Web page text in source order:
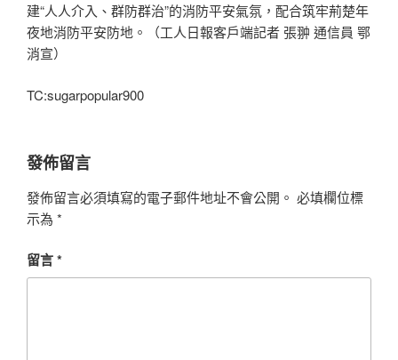
建“人人介入、群防群治”的消防平安氣氛，配合筑牢荊楚年
夜地消防平安防地。（工人日報客戶端記者 張翀 通信員 鄂
消宣）
TC:sugarpopular900
發佈留言
發佈留言必須填寫的電子郵件地址不會公開。 必填欄位標
示為 *
留言*